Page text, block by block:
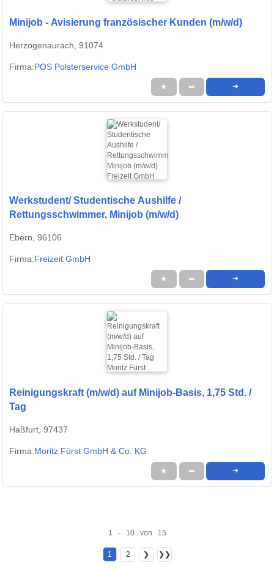
Minijob - Avisierung französischer Kunden (m/w/d)
Herzogenaurach, 91074
Firma:POS Polsterservice GmbH
★ ➦ ➜
Werkstudent/ Studentische Aushilfe /
Rettungsschwimmer, Minijob (m/w/d)
Ebern, 96106
Firma:Freizeit GmbH
★ ➦ ➜
Reinigungskraft (m/w/d) auf Minijob-Basis, 1,75 Std. /
Tag
Haßfurt, 97437
Firma:Moritz Fürst GmbH & Co. KG
★ ➦ ➜
1 - 10 von 15
1 2 ❯ ❯❯